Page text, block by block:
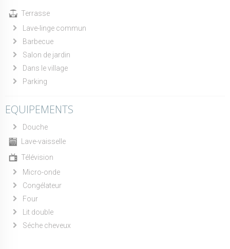
Terrasse
Lave-linge commun
Barbecue
Salon de jardin
Dans le village
Parking
EQUIPEMENTS
Douche
Lave-vaisselle
Télévision
Micro-onde
Congélateur
Four
Lit double
Séche cheveux